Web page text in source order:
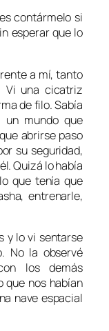
contármelo si
esperar que lo
a mí, tanto
Vi una cicatriz
de filo. Sabía
un mundo que
abrirse paso
su seguridad,
Quizá lo había
que tenía que
entrenarle,
y lo vi sentarse
No la observé
los demás
que nos habían
nave espacial